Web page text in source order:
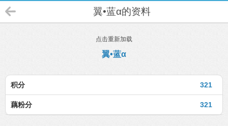
翼•蓝α的资料
点击重新加载
翼•蓝α
321
积分
321
藕粉分